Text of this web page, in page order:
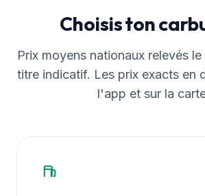
Choisis ton
Prix moyens nationaux relevés
titre indicatif. Les prix exacts en
l'app et sur la